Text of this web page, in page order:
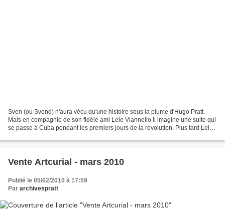
Sven (ou Svend) n'aura vécu qu'une histoire sous la plume d'Hugo Pratt.
Mais en compagnie de son fidèle ami Lele Viannello il imagine une suite qui
se passe à Cuba pendant les premiers jours de la révolution. Plus tard Lele
Vente Artcurial - mars 2010
Publié le 05/02/2010 à 17:59
Par archivespratt